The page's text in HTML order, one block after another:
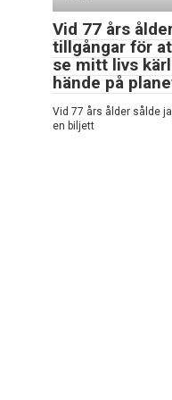
Vid 77 års
tillgångar för
se mitt livs
hände på
Vid 77 års ålder sålde
en biljett